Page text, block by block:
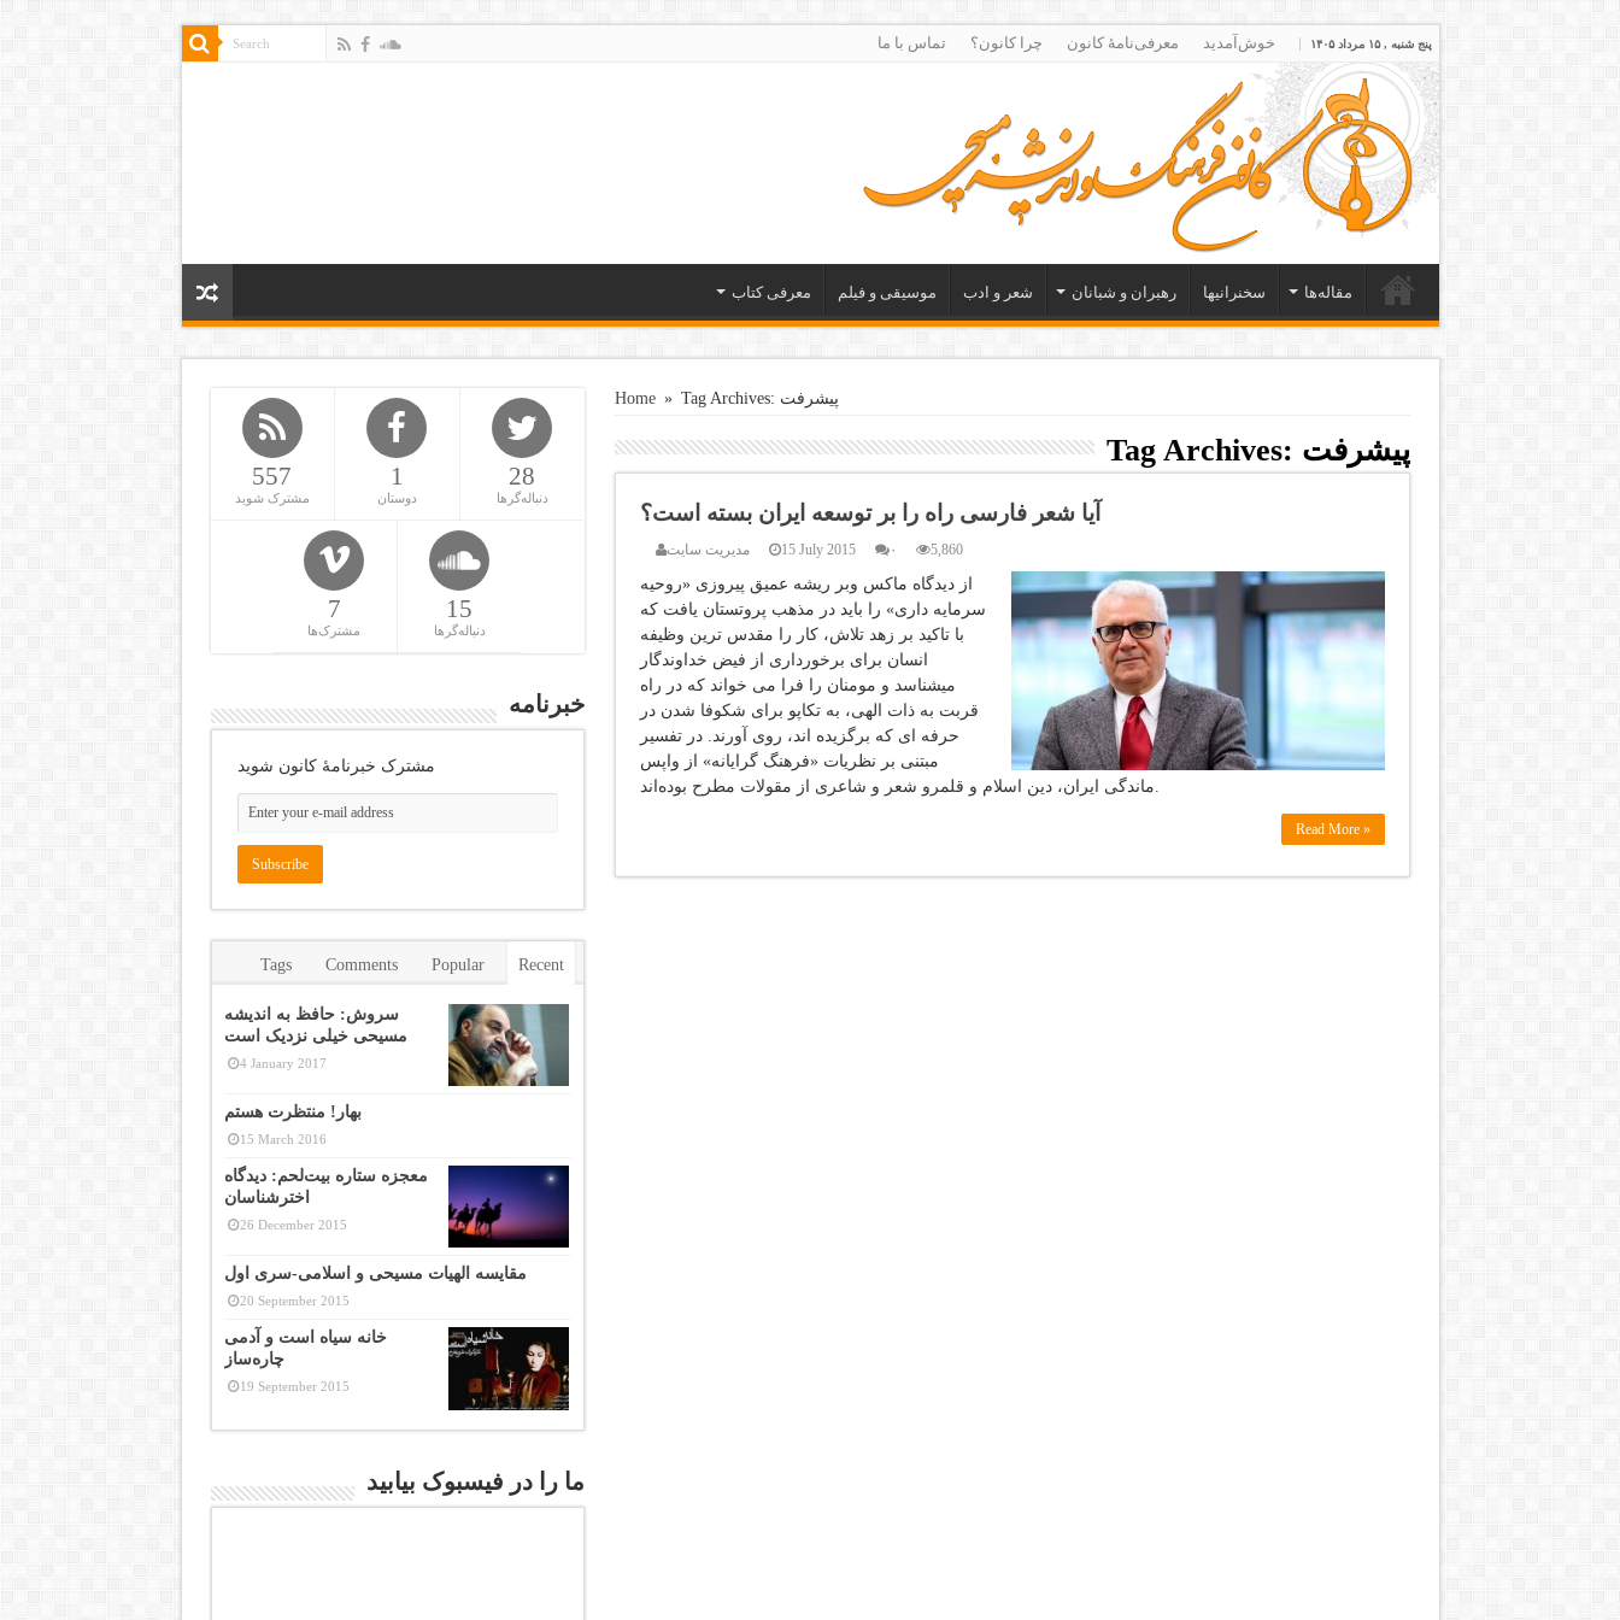
پنج شنبه , ۱۵ مرداد ۱۴۰۵ خوش‌آمدید معرفی‌نامۀ کانون چرا کانون؟ تماس با ما
مقاله‌ها سخنرانیها رهبران و شبانان شعر و ادب موسیقی و فیلم معرفی کتاب
Home » Tag Archives: پیشرفت
Tag Archives: پیشرفت
آیا شعر فارسی راه را بر توسعه ایران بسته است؟
مدیریت سایت 15 July 2015 ۰ 5,860
از دیدگاه ماکس وبر ريشه عميق پيروزی «روحيه
سرمايه داری» را باید در مذهب پروتستان یافت که
با تاکيد بر زهد تلاش، کار را مقدس ترين وظيفه
انسان برای برخورداری از فيض خداوندگار
ميشناسد و مومنان را فرا می خواند که در راه
قربت به ذات الهی، به تکاپو برای شکوفا شدن در
حرفه ای که برگزيده اند، روی آورند. در تفسير
مبتنی بر نظريات «فرهنگ گرايانه» از واپس
ماندگی ایران، دین اسلام و قلمرو شعر و شاعری از مقولات مطرح بوده‌اند.
Read More »
557
مشترک شوید
1
دوستان
28
دنباله‌گرها
7
مشترک‌ها
15
دنباله‌گرها
خبرنامه
مشترک خبرنامهٔ کانون شوید
Recent
Popular
Comments
Tags
سروش: حافظ به اندیشه
مسیحی خیلی نزدیک است
4 January 2017
بهار! منتظرت هستم
15 March 2016
معجزه ستاره بیت‌لحم: دیدگاه
اخترشناسان
26 December 2015
مقایسه الهیات مسیحی و اسلامی-سری اول
20 September 2015
خانه سیاه است و آدمی
چاره‌ساز
19 September 2015
ما را در فیسبوک بیابید